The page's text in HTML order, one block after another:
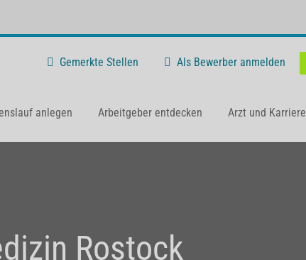
Gemerkte Stellen Als Bewerber anmelden
anlegen Arbeitgeber entdecken Arzt und Karriere
Rostock